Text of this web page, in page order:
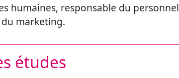
humaines, responsable du
marketing.
études